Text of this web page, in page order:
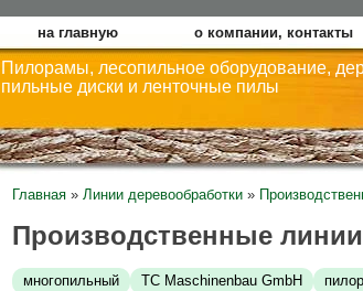
на главную о компании, контакты
Пилорамы, лесопильное оборудование,
пильные диски и ленточные пилы
Главная » Линии деревообработки »
Производственные
многопильный TC Maschinenbau GmbH